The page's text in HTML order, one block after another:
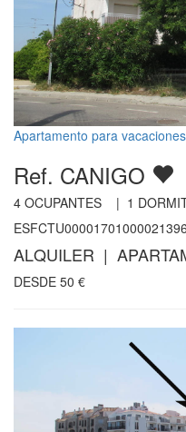
Apartamento para
Ref. CANIGO
4 OCUPANTES | 1
ALQUILER |
DESDE 50 €